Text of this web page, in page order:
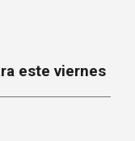
este viernes